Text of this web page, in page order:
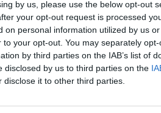
by us, please use the below opt-out
your opt-out request is processed
on personal information utilized by us
your opt-out. You may separately
by third parties on the IAB’s list of
disclosed by us to third parties on the
disclose it to other third parties.
το 2022 όσο και για
–σωρευτικά– την
τον χαμηλότερο
ευρωζώνη το 2021.
πράγματι, σημαντικά